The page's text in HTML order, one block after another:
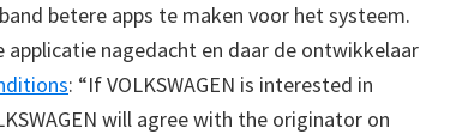
betere apps te maken voor het systeem.
nagedacht en daar de ontwikkelaar
: “If VOLKSWAGEN is interested in
will agree with the originator on